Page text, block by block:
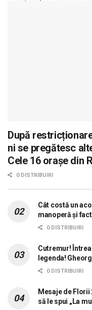
După
ni se pregătesc
Cele 16 orașe din
dorește aplicarea
0 DISTRIBUIRI
Cât costă un
manoperă și
0 DISTRIBUIRI
Cutremur!
legenda!
0 DISTRIBUIRI
Mesaje de Florii
să le spui „La